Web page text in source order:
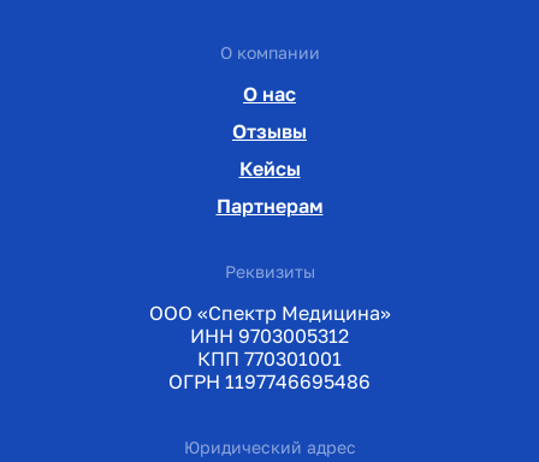
О компании
О нас
Отзывы
Кейсы
Партнерам
Реквизиты
ООО «Спектр Медицина»
ИНН 9703005312
КПП 770301001
ОГРН 1197746695486
Юридический адрес